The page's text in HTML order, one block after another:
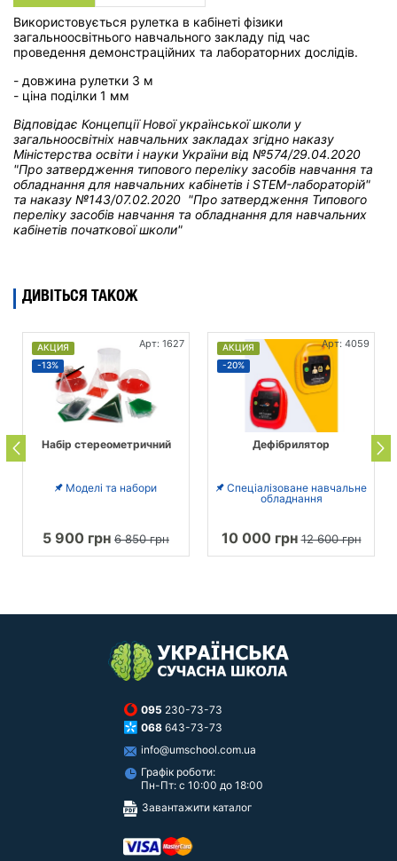
Використовується рулетка в кабінеті фізики
загальноосвітнього навчального закладу під час
проведення демонстраційних та лабораторних дослідів.
- довжина рулетки 3 м
- ціна поділки 1 мм
Відповідає Концепції Нової української школи у
загальноосвітніх навчальних закладах згідно наказу
Міністерства освіти і науки України від №574/29.04.2020
"Про затвердження типового переліку засобів навчання та
обладнання для навчальних кабінетів і STEM-лабораторій"
та наказу №143/07.02.2020 "Про затвердження Типового
переліку засобів навчання та обладнання для навчальних
кабінетів початкової школи"
ДИВІТЬСЯ ТАКОЖ
АКЦИЯ
-13%
Арт: 1627
Набір стереометричний
Моделі та набори
5 900 грн 6 850 грн
АКЦИЯ
-20%
Арт: 4059
Дефібрилятор
Спеціалізоване навчальне
обладнання
10 000 грн12 600 грн
095 230-73-73
068 643-73-73
info@umschool.com.ua
Графік роботи:
Пн-Пт: с 10:00 до 18:00
Завантажити каталог